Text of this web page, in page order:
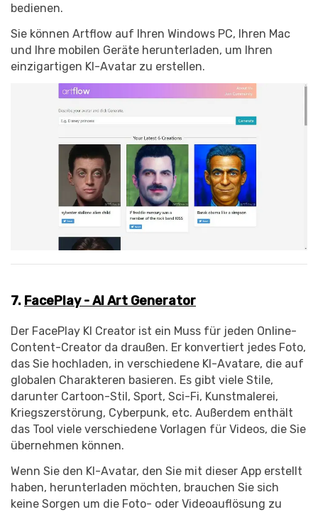
bedienen.
Sie können Artflow auf Ihren Windows PC, Ihren Mac
und Ihre mobilen Geräte herunterladen, um Ihren
einzigartigen KI-Avatar zu erstellen.
7. FacePlay - AI Art Generator
Der FacePlay KI Creator ist ein Muss für jeden Online-
Content-Creator da draußen. Er konvertiert jedes Foto,
das Sie hochladen, in verschiedene KI-Avatare, die auf
globalen Charakteren basieren. Es gibt viele Stile,
darunter Cartoon-Stil, Sport, Sci-Fi, Kunstmalerei,
Kriegszerstörung, Cyberpunk, etc. Außerdem enthält
das Tool viele verschiedene Vorlagen für Videos, die Sie
übernehmen können.
Wenn Sie den KI-Avatar, den Sie mit dieser App erstellt
haben, herunterladen möchten, brauchen Sie sich
keine Sorgen um die Foto- oder Videoauflösung zu